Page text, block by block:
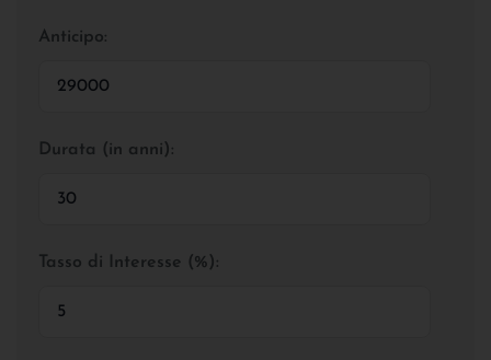
Anticipo:
Durata (in anni):
Tasso di Interesse (%):